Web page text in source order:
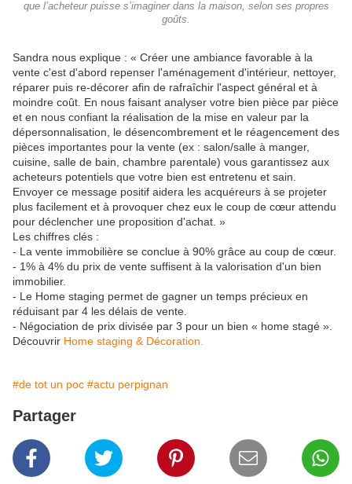
que l’acheteur puisse s’imaginer dans la maison, selon ses propres
goûts.
Sandra nous explique : « Créer une ambiance favorable à la
vente c'est d'abord repenser l'aménagement d'intérieur, nettoyer,
réparer puis re-décorer afin de rafraîchir l'aspect général et à
moindre coût. En nous faisant analyser votre bien pièce par pièce
et en nous confiant la réalisation de la mise en valeur par la
dépersonnalisation, le désencombrement et le réagencement des
pièces importantes pour la vente (ex : salon/salle à manger,
cuisine, salle de bain, chambre parentale) vous garantissez aux
acheteurs potentiels que votre bien est entretenu et sain.
Envoyer ce message positif aidera les acquéreurs à se projeter
plus facilement et à provoquer chez eux le coup de cœur attendu
pour déclencher une proposition d'achat. »
Les chiffres clés :
- La vente immobilière se conclue à 90% grâce au coup de cœur.
- 1% à 4% du prix de vente suffisent à la valorisation d'un bien
immobilier.
- Le Home staging permet de gagner un temps précieux en
réduisant par 4 les délais de vente.
- Négociation de prix divisée par 3 pour un bien « home stagé ».
Découvrir Home staging & Décoration.
#de tot un poc #actu perpignan
Partager